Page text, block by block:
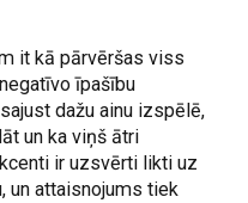
it kā pārvēršas viss
īpašību
dažu ainu izspēlē,
un ka viņš ātri
ir uzsvērti likti uz
un attaisnojums tiek